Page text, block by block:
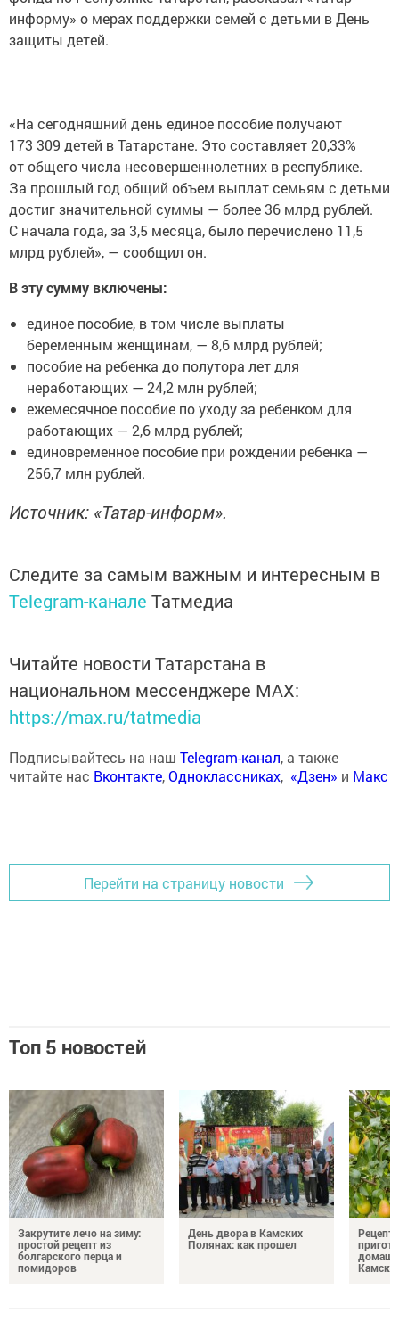
информу» о мерах поддержки семей с детьми в День
защиты детей.
«На сегодняшний день единое пособие получают
173 309 детей в Татарстане. Это составляет 20,33%
от общего числа несовершеннолетних в республике.
За прошлый год общий объем выплат семьям с детьми
достиг значительной суммы — более 36 млрд рублей.
С начала года, за 3,5 месяца, было перечислено 11,5
млрд рублей», — сообщил он.
В эту сумму включены:
единое пособие, в том числе выплаты
беременным женщинам, — 8,6 млрд рублей;
пособие на ребенка до полутора лет для
неработающих — 24,2 млн рублей;
ежемесячное пособие по уходу за ребенком для
работающих — 2,6 млрд рублей;
единовременное пособие при рождении ребенка —
256,7 млн рублей.
Источник: «Татар-информ».
Следите за самым важным и интересным в
Telegram-канале Татмедиа
Читайте новости Татарстана в
национальном мессенджере MАХ:
https://max.ru/tatmedia
Подписывайтесь на наш Telegram-канал, а также
читайте нас Вконтакте,Одноклассниках, «Дзен» и Макс
Перейти на страницу новости
Топ 5 новостей
Закрутите лечо на зиму:
простой рецепт из
болгарского перца и
помидоров
День двора в Камских
Полянах: как прошел